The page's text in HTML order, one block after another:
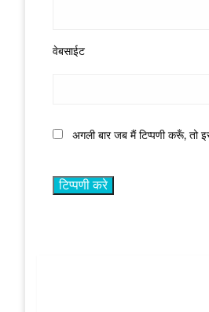
वेबसाईट
अगली बार जब मैं टिप्पणी करूँ, तो